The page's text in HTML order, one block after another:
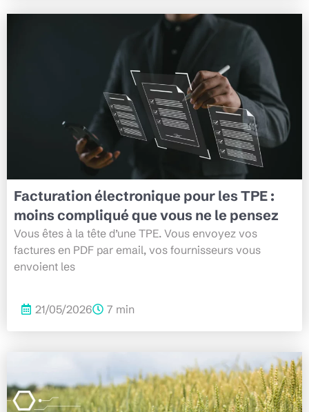
Facturation électronique pour les TPE :
moins compliqué que vous ne le pensez
Vous êtes à la tête d’une TPE. Vous envoyez vos
factures en PDF par email, vos fournisseurs vous
envoient les
21/05/2026 7 min